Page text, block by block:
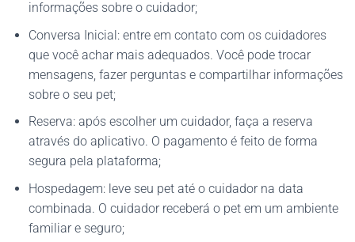
informações sobre o cuidador;
Conversa Inicial: entre em contato com os cuidadores
que você achar mais adequados. Você pode trocar
mensagens, fazer perguntas e compartilhar informações
sobre o seu pet;
Reserva: após escolher um cuidador, faça a reserva
através do aplicativo. O pagamento é feito de forma
segura pela plataforma;
Hospedagem: leve seu pet até o cuidador na data
combinada. O cuidador receberá o pet em um ambiente
familiar e seguro;